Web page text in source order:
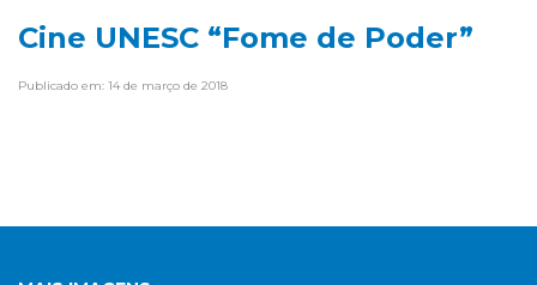
Cine UNESC “Fome de Poder”
Publicado em: 14 de março de 2018